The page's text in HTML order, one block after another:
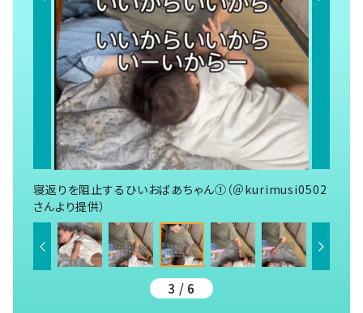
寝返りを阻止するひいおばあちゃん①（＠kurimusi0502
さんより提供）
3 / 6